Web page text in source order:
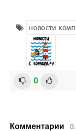
новости
0
Комментарии 0.